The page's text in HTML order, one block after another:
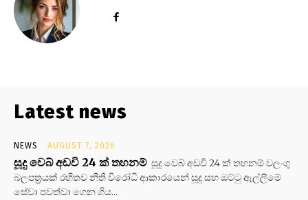
Latest news
NEWS AUGUST 7, 2026
සූදු වෙබ් අඩවි 24 ක් තහනම් සූදු වෙබ් අඩවි 24 ක් තහනම් වලංගු
බලපත්‍රයක් රහිතව නීති විරෝධි ආකාරයෙන් සූදු සහ ඔට්ටු ඇල්ලීමේ
සේවා පවත්වා ගෙන ගිය...